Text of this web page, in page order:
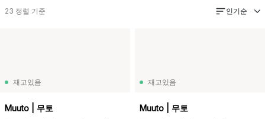
23 정렬 기준 인기순
재고있음
Muuto | 무토
재고있음
Muuto | 무토